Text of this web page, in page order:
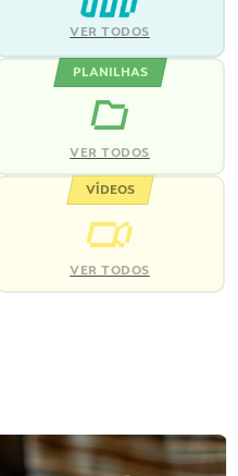
VER TODOS
PLANILHAS
VER TODOS
VÍDEOS
VER TODOS